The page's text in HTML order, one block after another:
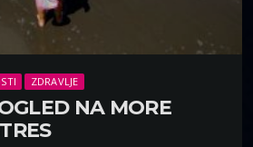
ZDRAVLJE
NA MORE